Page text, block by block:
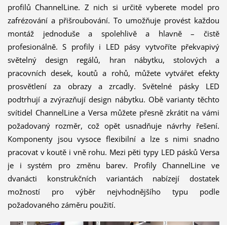
profilů ChannelLine. Z nich si určitě vyberete model pro
zafrézování a přišroubování. To umožňuje provést každou
montáž jednoduše a spolehlivě a hlavně – čistě
profesionálně. S profily i LED pásy vytvoříte překvapivý
světelný design regálů, hran nábytku, stolových a
pracovních desek, koutů a rohů, můžete vytvářet efekty
prosvětlení za obrazy a zrcadly. Světelné pásky LED
podtrhují a zvýrazňují design nábytku. Obě varianty těchto
svítidel ChannelLine a Versa můžete přesně zkrátit na vámi
požadovaný rozměr, což opět usnadňuje návrhy řešení.
Komponenty jsou vysoce flexibilní a lze s nimi snadno
pracovat v koutě i vně rohu. Mezi pěti typy LED pásků Versa
je i systém pro změnu barev. Profily ChannelLine ve
dvanácti konstrukčních variantách nabízejí dostatek
možností pro výběr nejvhodnějšího typu podle
požadovaného záměru použití.